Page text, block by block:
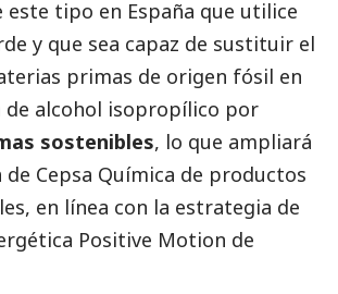
este tipo en España que utilice
y que sea capaz de sustituir el
primas de origen fósil en
de alcohol isopropílico por
sostenibles, lo que ampliará
Cepsa Química de productos
en línea con la estrategia de
Positive Motion de